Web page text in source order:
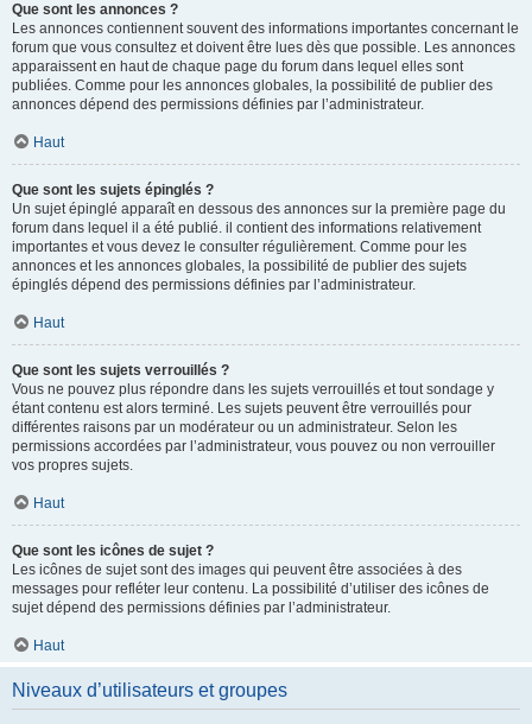
Que sont les annonces ?
Les annonces contiennent souvent des informations importantes concernant le
forum que vous consultez et doivent être lues dès que possible. Les annonces
apparaissent en haut de chaque page du forum dans lequel elles sont
publiées. Comme pour les annonces globales, la possibilité de publier des
annonces dépend des permissions définies par l’administrateur.
Haut
Que sont les sujets épinglés ?
Un sujet épinglé apparaît en dessous des annonces sur la première page du
forum dans lequel il a été publié. il contient des informations relativement
importantes et vous devez le consulter régulièrement. Comme pour les
annonces et les annonces globales, la possibilité de publier des sujets
épinglés dépend des permissions définies par l’administrateur.
Haut
Que sont les sujets verrouillés ?
Vous ne pouvez plus répondre dans les sujets verrouillés et tout sondage y
étant contenu est alors terminé. Les sujets peuvent être verrouillés pour
différentes raisons par un modérateur ou un administrateur. Selon les
permissions accordées par l’administrateur, vous pouvez ou non verrouiller
vos propres sujets.
Haut
Que sont les icônes de sujet ?
Les icônes de sujet sont des images qui peuvent être associées à des
messages pour refléter leur contenu. La possibilité d’utiliser des icônes de
sujet dépend des permissions définies par l’administrateur.
Haut
Niveaux d’utilisateurs et groupes